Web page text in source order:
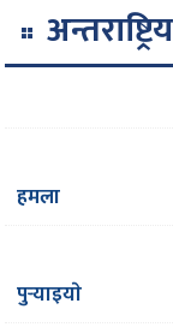
हमला
पुर्‍याइयाे